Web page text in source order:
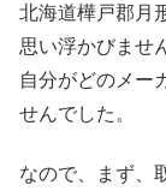
北海道樺戸郡月
思い浮かびませ
自分がどのメー
せんでした。
なので、まず、